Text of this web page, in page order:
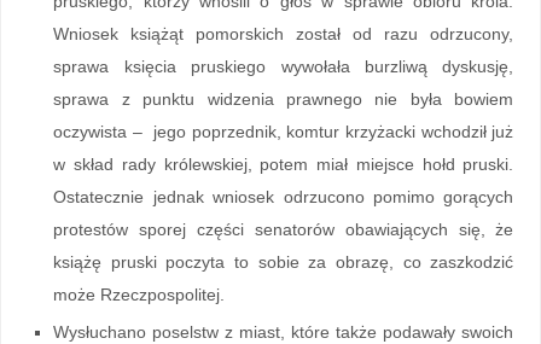
Wniosek książąt pomorskich został od razu odrzucony,
sprawa księcia pruskiego wywołała burzliwą dyskusję,
sprawa z punktu widzenia prawnego nie była bowiem
oczywista – jego poprzednik, komtur krzyżacki wchodził już
w skład rady królewskiej, potem miał miejsce hołd pruski.
Ostatecznie jednak wniosek odrzucono pomimo gorących
protestów sporej części senatorów obawiających się, że
książę pruski poczyta to sobie za obrazę, co zaszkodzić
może Rzeczpospolitej.
Wysłuchano poselstw z miast, które także podawały swoich